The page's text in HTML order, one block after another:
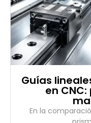
Guías
en
En la